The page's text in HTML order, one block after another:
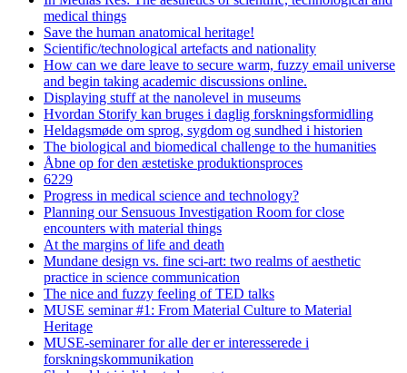
medical things
Save the human anatomical heritage!
Scientific/technological artefacts and nationality
How can we dare leave to secure warm, fuzzy email universe
and begin taking academic discussions online.
Displaying stuff at the nanolevel in museums
Hvordan Storify kan bruges i daglig forskningsformidling
Heldagsmøde om sprog, sygdom og sundhed i historien
The biological and biomedical challenge to the humanities
Åbne op for den æstetiske produktionsproces
6229
Progress in medical science and technology?
Planning our Sensuous Investigation Room for close
encounters with material things
At the margins of life and death
Mundane design vs. fine sci-art: two realms of aesthetic
practice in science communication
The nice and fuzzy feeling of TED talks
MUSE seminar #1: From Material Culture to Material
Heritage
MUSE-seminarer for alle der er interesserede i
forskningskommunikation